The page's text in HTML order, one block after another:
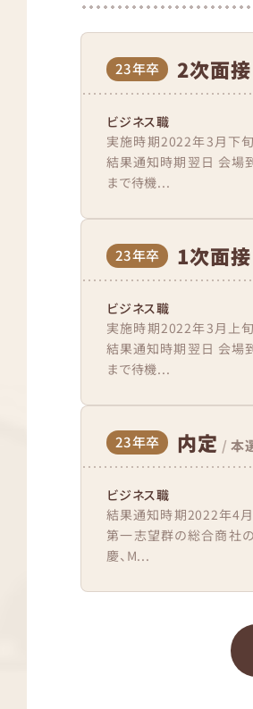
23年卒 2次面接
ビジネス職
実施時期2022年3月下
結果通知時期翌日 会場
まで待機...
23年卒 1次面接
ビジネス職
実施時期2022年3月上
結果通知時期翌日 会場
まで待機...
23年卒 内定 / 本
ビジネス職
結果通知時期2022年4
第一志望群の総合商社
慶、M...